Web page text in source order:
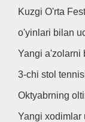
Kuzgi O'rta
o'yinlari bilan
Yangi a'zolarni
3-chi stol
Oktyabrning
Yangi xodimlar